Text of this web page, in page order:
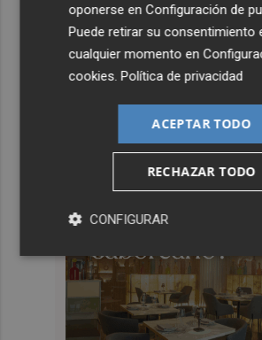
oponerse enConfiguración de
Puede retirar su consentimiento
cualquier momento en
cookies .Política de privacidad
ACEPTAR TODO
RECHAZAR TODO
CONFIGURAR